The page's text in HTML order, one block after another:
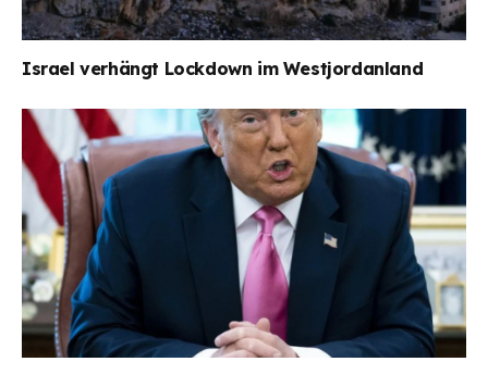
Israel verhängt Lockdown im Westjordanland